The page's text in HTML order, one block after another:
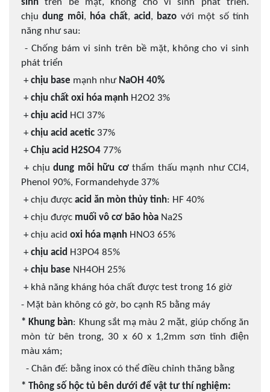
sinh trên bề mặt, không cho vi sinh phát triển.
chịudung môi, hóa chất,acid, bazo với một số tính
năng như sau:
- Chống bám vi sinh trên bề mặt, không cho vi sinh
phát triển
+ chịu base mạnh như NaOH 40%
+ chịu chất oxi hóa mạnh H2O2 3%
+ chịu acid HCl 37%
+ chịu acid acetic 37%
+ Chịu acid H2SO4 77%
+ chịudung môi hữu cơthẩm thấu mạnh như CCl4,
Phenol 90%, Formandehyde 37%
+ chịu được acid ăn mòn thủy tinh: HF 40%
+ chịu được muối vô cơ bão hòa Na2S
+ chịu acid oxi hóa mạnh HNO3 65%
+ chịu acid H3PO4 85%
+ chịu base NH4OH 25%
+ khả năng kháng hóa chất được test trong 16 giờ
- Mặt bàn không có gờ, bo cạnh R5 bằng máy
* Khung bàn: Khung sắt mạ màu 2 mặt, giúp chống ăn
mòn từ bên trong, 30 x 60 x 1,2mm sơn tĩnh điện
màu xám;
- Chân đế: bằng inox có thể điều chỉnh thăng bằng
* Thông số hộc tủ bên dưới để vật tư thí nghiệm: